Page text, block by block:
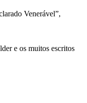
Venerável”,
e os muitos escritos